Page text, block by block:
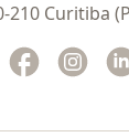
210 Curitiba
Facebook
abre